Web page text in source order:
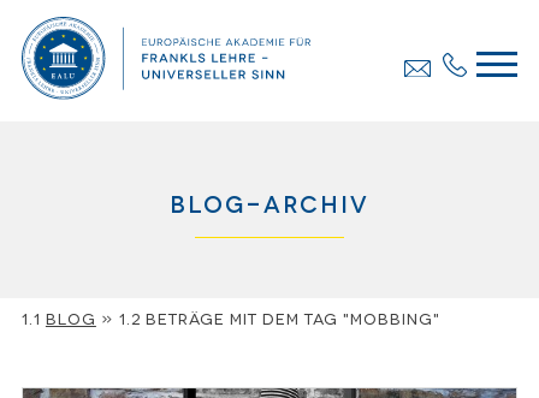
Blog-Archiv
Blog » Beträge mit dem Tag "Mobbing"